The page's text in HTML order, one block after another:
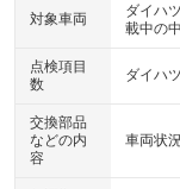
対象車両
ダイハ
載中の
点検項目
数
ダイハ
交換部品
などの内
容
車両状